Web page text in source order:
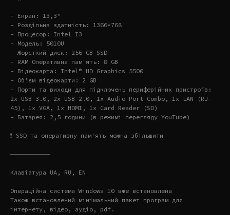
- Екран: 13,3"
- Роздільна здатність: 1366*768
- Процесор: Intel I3
- Модель: 5010U
- Жорсткий диск: 256 GB SSD
- RAM Оперативна пам'ять: 8 GB
- Відеокарта: Intel® HD Graphics 5500
- Об'єм відеокарти: 2 GB
- Порти та виходи для підключень периферійних пристроїв:
2x USB 3.0, 2x USB 2.0, 1x Audio Port Combo, 1x LAN (RJ-
45), 1x VGA, 1x HDMI, 1x Card Reader (SD)
- Батарея: 2,5 години
(в режимі перегляду YouTube)
❗️ SSD та оперативну пам'ять можна збільшити
———————————
Клавіатура UA, RU, EN
Операційна система Windows 10 вже встановлена
Також встановлений мінімальний пакет програм для
інтернету, відео, аудіо, pdf.